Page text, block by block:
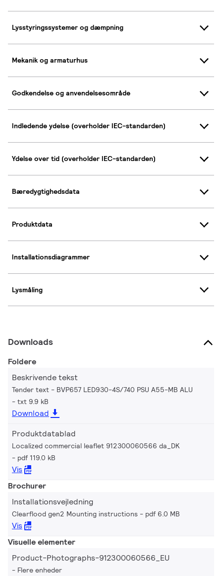
Lysstyringssystemer og dæmpning
Mekanik og armaturhus
Godkendelse og anvendelsesområde
Indledende ydelse (overholder IEC-standarden)
Ydelse over tid (overholder IEC-standarden)
Bæredygtighedsdata
Produktdata
Installationsdiagrammer
Lysmåling
Downloads
Foldere
Beskrivende tekst
Tender text - BVP657 LED930-4S/740 PSU A55-MB ALU
txt 9.9 kB
Download
Produktdatablad
Localized commercial leaflet 912300060566 da_DK
pdf 119.0 kB
Vis
Brochurer
Installationsvejledning
Clearflood gen2 Mounting instructions pdf 6.0 MB
Vis
Visuelle elementer
Product-Photographs-912300060566_EU
Flere enheder